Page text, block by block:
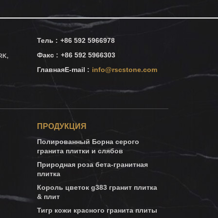
Тель : +86 592 5966978
Факс : +86 592 5966303
ГлавнаяE-mail : info@rscstone.com
ПРОДУКЦИЯ
Полированный Борна серого
гранита плитки и слябов
Природная роза бета-гранитная
плитка
Король цветок g383 гранит плитка
& плит
Тигр кожи красного гранита плиты